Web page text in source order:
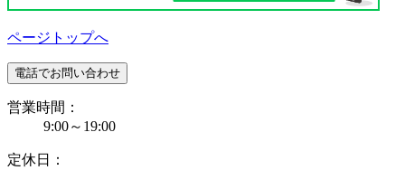
ページトップへ
電話でお問い合わせ
営業時間：
9:00～19:00
定休日：